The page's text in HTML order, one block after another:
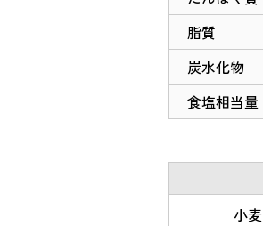
脂質
炭水化物
食塩相当量
小麦